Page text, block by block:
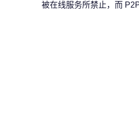
被在线服务所禁止，而